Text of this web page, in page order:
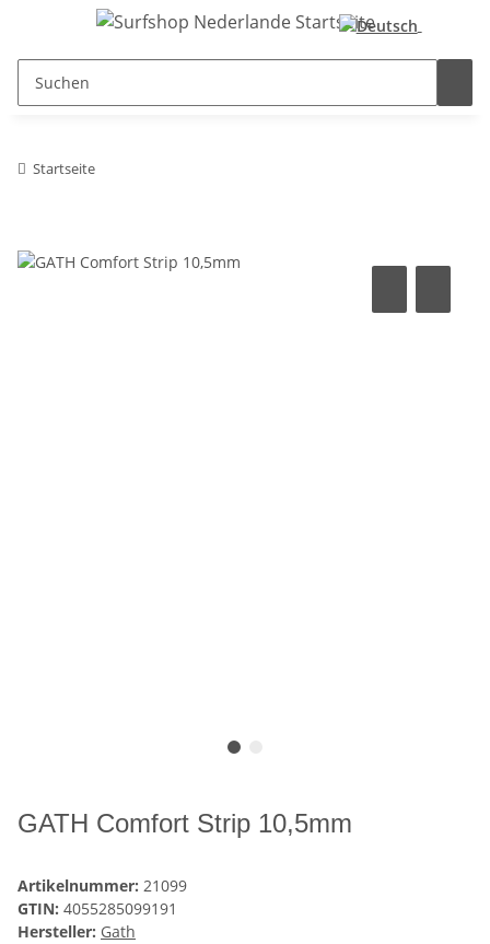
Startseite
GATH Comfort Strip 10,5mm
Artikelnummer: 21099
GTIN: 4055285099191
Hersteller: Gath